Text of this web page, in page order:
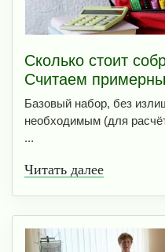
Сколько стоит
Считаем
Базовый набор, без
необходимым (для
...
Читать далее